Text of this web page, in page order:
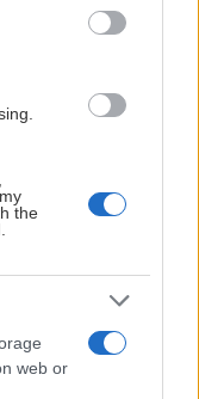
the
web or
ståplatsentrén,
gärna emot
oss för en
med bordsplacering
kombination med en
med 75 tums TV
skärm